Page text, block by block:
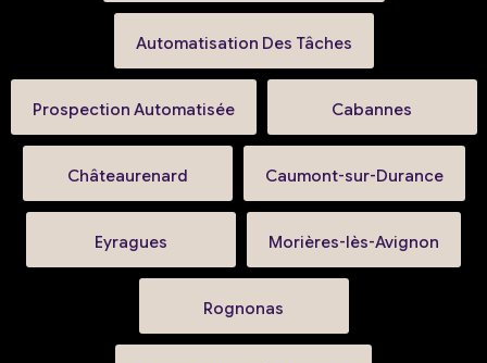
Automatisation Des Tâches
Prospection Automatisée Cabannes
Châteaurenard Caumont-sur-Durance
Eyragues Morières-lès-Avignon
Rognonas